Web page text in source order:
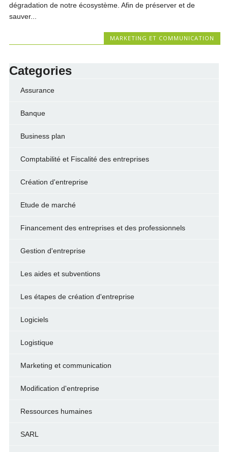
dégradation de notre écosystème. Afin de préserver et de
sauver...
MARKETING ET COMMUNICATION
Categories
Assurance
Banque
Business plan
Comptabilité et Fiscalité des entreprises
Création d'entreprise
Etude de marché
Financement des entreprises et des professionnels
Gestion d'entreprise
Les aides et subventions
Les étapes de création d'entreprise
Logiciels
Logistique
Marketing et communication
Modification d'entreprise
Ressources humaines
SARL